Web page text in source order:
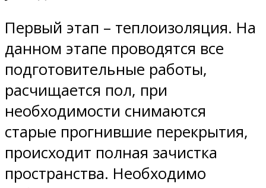
Первый этап – теплоизоляция. На
данном этапе проводятся все
подготовительные работы,
расчищается пол, при
необходимости снимаются
старые прогнившие перекрытия,
происходит полная зачистка
пространства. Необходимо